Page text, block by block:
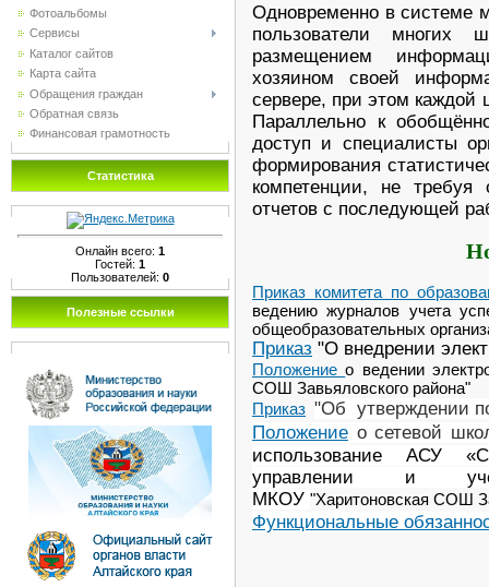
Фотоальбомы
Сервисы
Каталог сайтов
Карта сайта
Обращения граждан
Обратная связь
Финансовая грамотность
Статистика
Онлайн всего: 1
Гостей: 1
Пользователей: 0
Полезные ссылки
Одновременно в системе
пользователи многих
размещением
хозяином своей
сервере, при этом каждой
Параллельно к
доступ и специалисты
формирования
компетенции, не требуя
отчетов с последующей
Приказ комитета по
ведению журналов учета
общеоб­разовательных
Приказ "О внедрении
Положениео ведении
СОШ Завьяловского района"
Приказ "Об утверждении
Положение о сетевой
использование АСУ
управлении и
МКОУ "Харитоновская СОШ
Функциональные